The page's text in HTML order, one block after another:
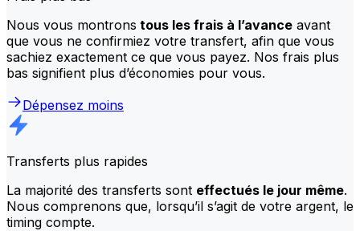
Nous vous montrons tous les frais à l’avance avant
que vous ne confirmiez votre transfert, afin que vous
sachiez exactement ce que vous payez. Nos frais plus
bas signifient plus d’économies pour vous.
Dépensez moins
Transferts plus rapides
La majorité des transferts sont effectués le jour même.
Nous comprenons que, lorsqu’il s’agit de votre argent, le
timing compte.